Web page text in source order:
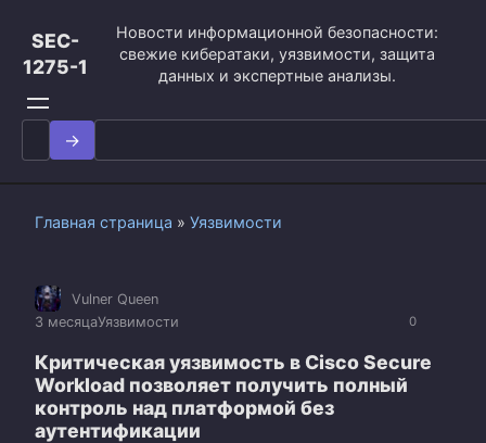
контенту
SEC-
1275-1
Новости информационной безопасности:
свежие кибератаки, уязвимости, защита
данных и экспертные анализы.
Search
for:
Главная страница » Уязвимости
0
Vulner Queen
3 месяцаУязвимости
Критическая уязвимость в Cisco Secure
Workload позволяет получить полный
контроль над платформой без
аутентификации